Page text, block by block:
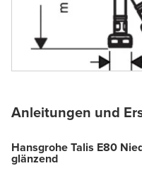
Anleitungen und
Hansgrohe Talis E80
glänzend